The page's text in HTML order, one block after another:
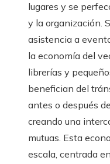
lugares y se
y la organización.
asistencia a
la economía del
librerías y
benefician del
antes o después
creando una
mutuas. Esta
escala, centrada